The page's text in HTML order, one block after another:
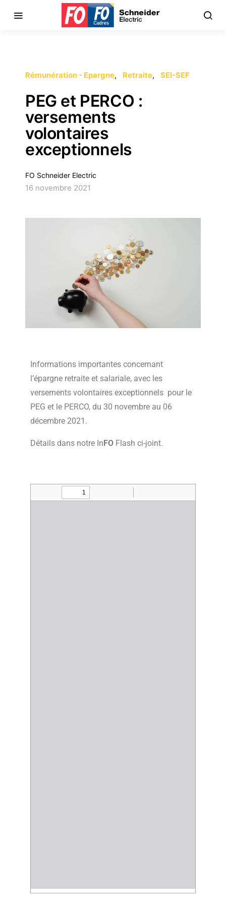
Rémunération - Epargne Retraite SEI-SEF
PEG et PERCO :
versements
volontaires
exceptionnels
FO Schneider Electric
16 novembre 2021
Informations importantes concernant
l’épargne retraite et salariale, avec les
versements volontaires exceptionnels pour le
PEG et le PERCO, du 30 novembre au 06
décembre 2021.
Détails dans notre InFO Flash ci-joint.